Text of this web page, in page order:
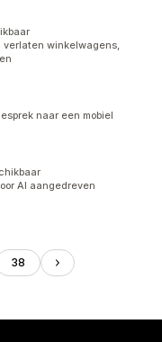
verlaten winkelwagens,
naar een mobiel
AI aangedreven
38